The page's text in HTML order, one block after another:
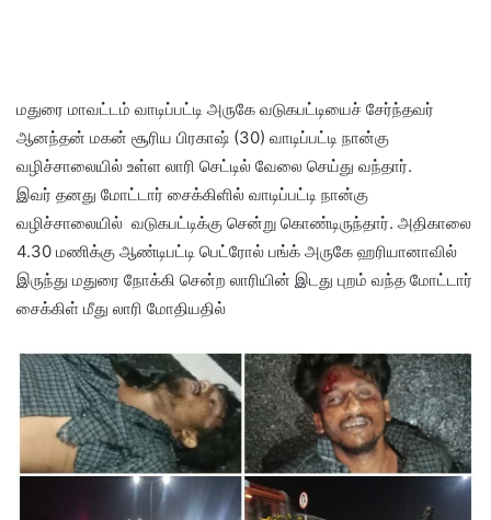
மதுரை மாவட்டம் வாடிப்பட்டி அருகே வடுகபட்டியைச் சேர்ந்தவர்
ஆனந்தன் மகன் சூரிய பிரகாஷ் (30) வாடிப்பட்டி நான்கு
வழிச்சாலையில் உள்ள லாரி செட்டில் வேலை செய்து வந்தார்.
இவர் தனது மோட்டார் சைக்கிளில் வாடிப்பட்டி நான்கு
வழிச்சாலையில் வடுகபட்டிக்கு சென்று கொண்டிருந்தார். அதிகாலை
4.30 மணிக்கு ஆண்டிபட்டி பெட்ரோல் பங்க் அருகே ஹரியானாவில்
இருந்து மதுரை நோக்கி சென்ற லாரியின் இடது புறம் வந்த மோட்டார்
சைக்கிள் மீது லாரி மோதியதில்